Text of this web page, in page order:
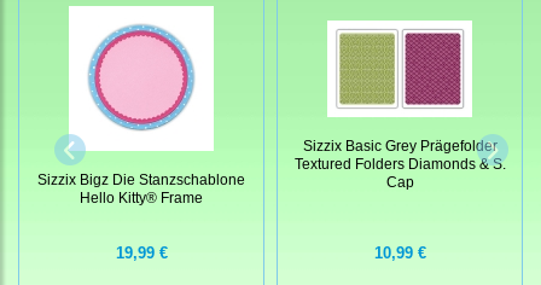
Sizzix Bigz Die Stanzschablone
Hello Kitty® Frame
19,99 €
Sizzix Basic Grey Prägefolder
Textured Folders Diamonds & S.
Cap
10,99 €